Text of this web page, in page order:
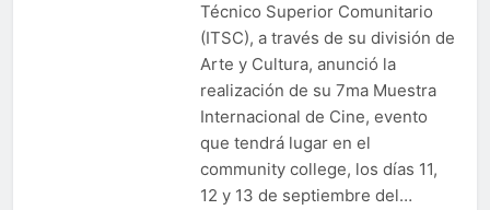
Técnico Superior Comunitario
(ITSC), a través de su división de
Arte y Cultura, anunció la
realización de su 7ma Muestra
Internacional de Cine, evento
que tendrá lugar en el
community college, los días 11,
12 y 13 de septiembre del…